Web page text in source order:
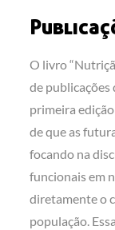
O livro
de
primeira
de que as
focando na
funcionais em
diretamente o
população.